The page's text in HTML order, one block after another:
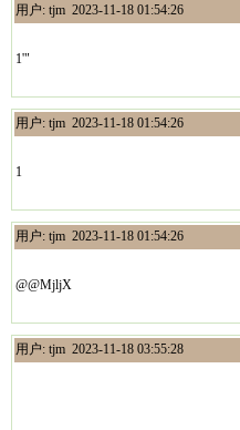
用户: tjm 2023-11-18 01:54:26
1'"
用户: tjm 2023-11-18 01:54:26
1
用户: tjm 2023-11-18 01:54:26
@@MjljX
用户: tjm 2023-11-18 03:55:28